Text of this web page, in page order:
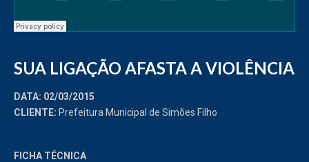
SUA LIGAÇÃO AFASTA A VIOLÊNCIA
DATA: 02/03/2015
CLIENTE: Prefeitura Municipal de Simões Filho
FICHA TÉCNICA